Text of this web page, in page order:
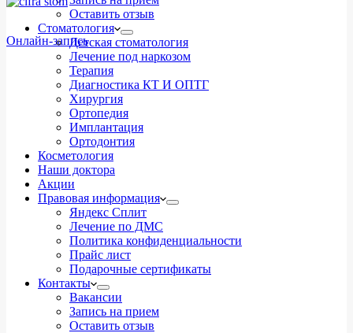
Оставить отзыв
Онлайн-запись
Стоматология
Детская стоматология
Лечение под наркозом
Терапия
Диагностика КТ И ОПТГ
Хирургия
Ортопедия
Имплантация
Ортодонтия
Косметология
Наши доктора
Акции
Правовая информация
Яндекс Сплит
Лечение по ДМС
Политика конфиденциальности
Прайс лист
Подарочные сертификаты
Контакты
Вакансии
Запись на прием
Оставить отзыв